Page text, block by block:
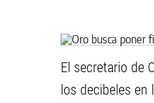
El secretario de
los decibeles en